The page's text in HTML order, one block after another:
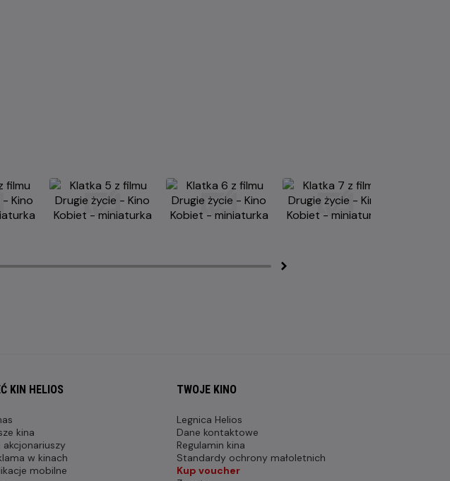
KIN HELIOS
kina
akcjonariuszy
w kinach
mobilne
TWOJE KINO
Legnica Helios
Dane kontaktowe
Regulamin kina
Standardy ochrony małoletnich
Kup voucher